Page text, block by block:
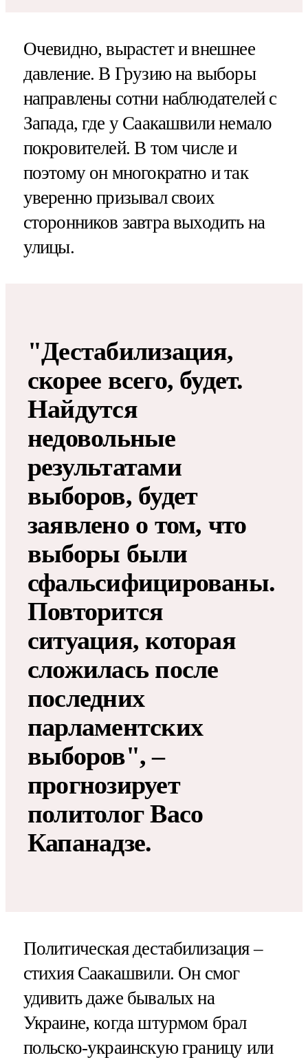
Очевидно, вырастет и внешнее
давление. В Грузию на выборы
направлены сотни наблюдателей с
Запада, где у Саакашвили немало
покровителей. В том числе и
поэтому он многократно и так
уверенно призывал своих
сторонников завтра выходить на
улицы.
"Дестабилизация,
скорее всего, будет.
Найдутся
недовольные
результатами
выборов, будет
заявлено о том, что
выборы были
сфальсифицированы.
Повторится
ситуация, которая
сложилась после
последних
парламентских
выборов", –
прогнозирует
политолог Васо
Капанадзе.
Политическая дестабилизация –
стихия Саакашвили. Он смог
удивить даже бывалых на
Украине, когда штурмом брал
польско-украинскую границу или